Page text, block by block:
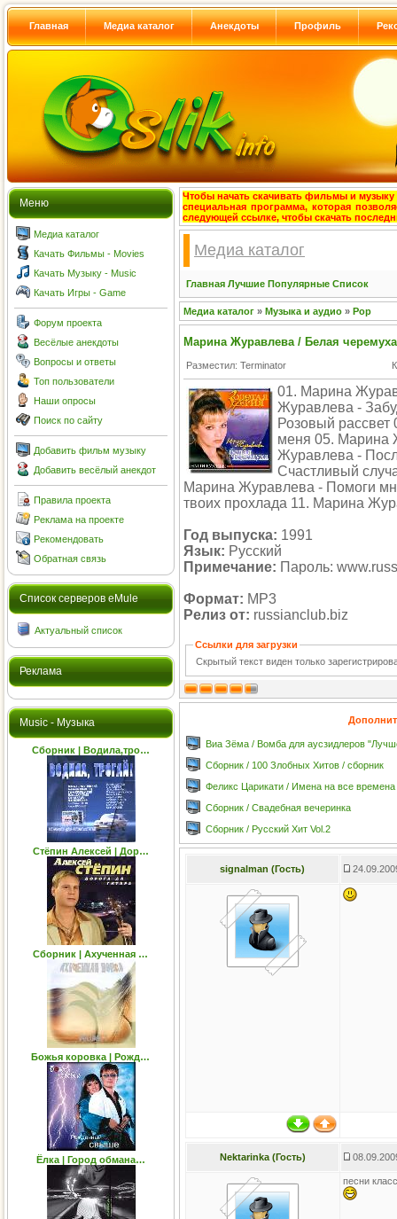
Главная Медиа каталог Анекдоты Профиль
Меню
Медиа каталог
Качать Фильмы - Movies
Качать Музыку - Music
Качать Игры - Game
Форум проекта
Весёлые анекдоты
Вопросы и ответы
Топ пользователи
Наши опросы
Поиск по сайту
Добавить фильм музыку
Добавить весёлый анекдот
Правила проекта
Реклама на проекте
Рекомендовать
Обратная связь
Cписок серверов eMule
Актуальный список
Реклама
Music - Музыка
Сборник | Водила,тро…
Стёпин Алексей | Дор…
Сборник | Ахученная …
Божья коровка | Рожд…
Ёлка | Город обмана…
Чтобы начать скачивать фильмы и музыку
специальная программа, которая
следующей ссылке, чтобы скачать
Медиа каталог
Главная Лучшие Популярные Список
Медиа каталог » Музыка и аудио » Pop
Марина Журавлева / Белая черемуха
Разместил: Terminator
01. Марина
Журавлева -
Розовый
меня 05. Марина
Журавлева -
Счастливый
Марина Журавлева - Помоги
твоих прохлада 11. Марина
Год выпуска: 1991
Язык: Русский
Примечание: Пароль:
Формат: MP3
Релиз от: russianclub.biz
Ссылки для загрузки
Скрытый текст виден только
Виа Зёма / Вомба для аусзидлеров
Cборник / 100 Злобных Хитов / сборник
Феликс Царикати / Имена на все времена
Сборник / Свадебная вечеринка
Сборник / Русский Хит Vol.2
signalman (Гость)
Nektarinka (Гость)
песни